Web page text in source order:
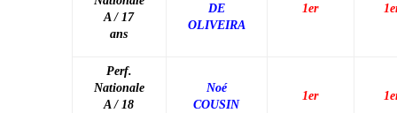
A / 17
ans
DE
OLIVEIRA
1er
Perf.
Nationale
A / 18
Noé
COUSIN
1er